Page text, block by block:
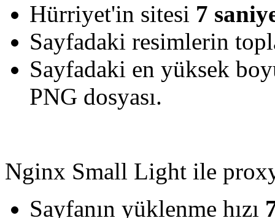
Hürriyet'in sitesi 7
Sayfadaki resimlerin
Sayfadaki en yüksek
PNG dosyası.
Nginx Small Light ile
Sayfanın yüklenme hızı